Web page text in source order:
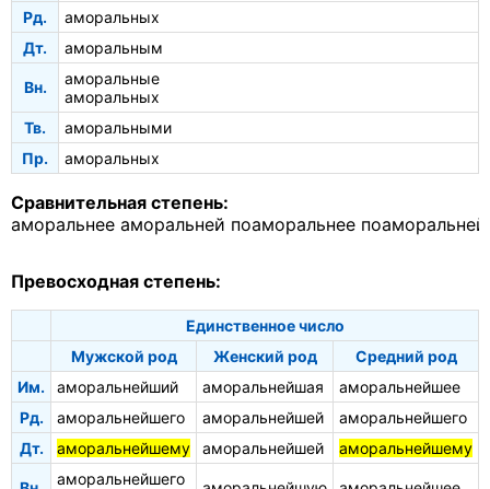
Рд.
аморальных
Дт.
аморальным
Вн.
аморальные
аморальных
Тв.
аморальными
Пр.
аморальных
Сравнительная степень:
аморальнее аморальней поаморальнее поаморальней
Превосходная степень:
Единственное число
Мужской род
Женский род
Средний род
Им.
аморальнейший аморальнейшая
аморальнейшее
Рд.
аморальнейшего аморальнейшей
аморальнейшего
Дт.
аморальнейшему аморальнейшей аморальнейшему
аморальнейшего